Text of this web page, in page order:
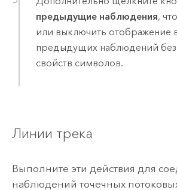
предыдущие наблюдения,
или выключить отображение
предыдущих наблюдений без
свойств символов.
Линии трека
Выполните эти действия для
наблюдений точечных